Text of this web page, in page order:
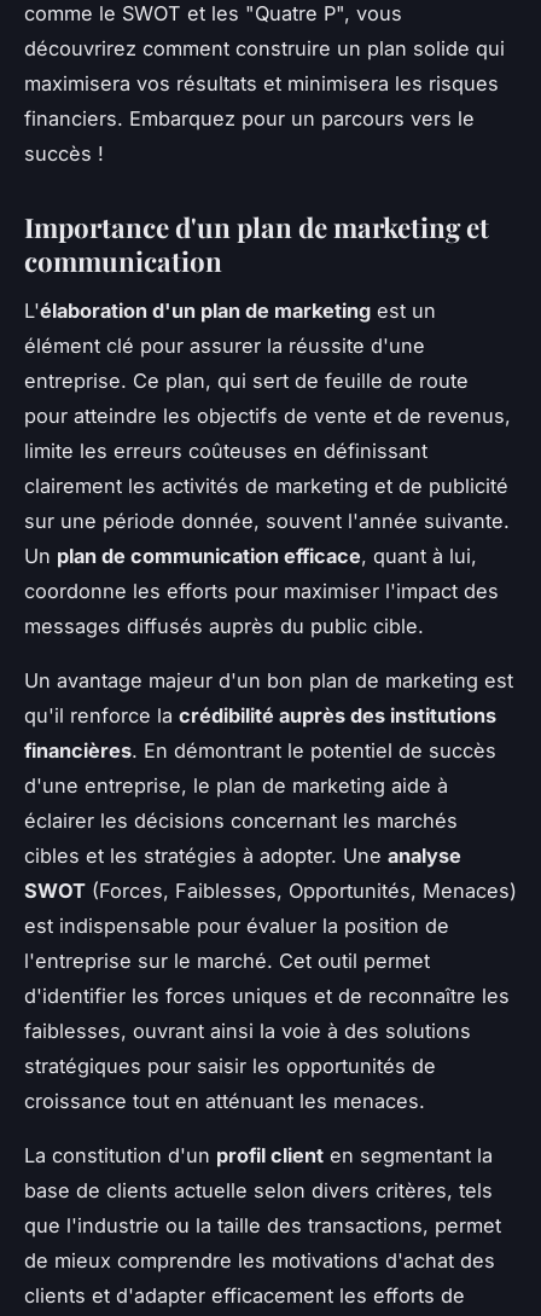
comme le SWOT et les "Quatre P", vous
découvrirez comment construire un plan solide qui
maximisera vos résultats et minimisera les risques
financiers. Embarquez pour un parcours vers le
succès !
Importance d'un plan de marketing et
communication
L'élaboration d'un plan de marketing est un
élément clé pour assurer la réussite d'une
entreprise. Ce plan, qui sert de feuille de route
pour atteindre les objectifs de vente et de revenus,
limite les erreurs coûteuses en définissant
clairement les activités de marketing et de publicité
sur une période donnée, souvent l'année suivante.
Un plan de communication efficace, quant à lui,
coordonne les efforts pour maximiser l'impact des
messages diffusés auprès du public cible.
Un avantage majeur d'un bon plan de marketing est
qu'il renforce la crédibilité auprès des institutions
financières. En démontrant le potentiel de succès
d'une entreprise, le plan de marketing aide à
éclairer les décisions concernant les marchés
cibles et les stratégies à adopter. Une analyse
SWOT (Forces, Faiblesses, Opportunités, Menaces)
est indispensable pour évaluer la position de
l'entreprise sur le marché. Cet outil permet
d'identifier les forces uniques et de reconnaître les
faiblesses, ouvrant ainsi la voie à des solutions
stratégiques pour saisir les opportunités de
croissance tout en atténuant les menaces.
La constitution d'un profil client en segmentant la
base de clients actuelle selon divers critères, tels
que l'industrie ou la taille des transactions, permet
de mieux comprendre les motivations d'achat des
clients et d'adapter efficacement les efforts de